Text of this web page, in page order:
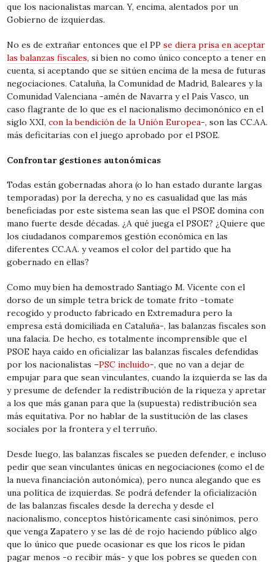
que los nacionalistas marcan. Y, encima, alentados por un
Gobierno de izquierdas.
No es de extrañar entonces que el PPse diera prisa en aceptar
las balanzas fiscales, si bien no como único concepto a tener en
cuenta, sí aceptando que se sitúen encima de la mesa de futuras
negociaciones. Cataluña, la Comunidad de Madrid, Baleares y la
Comunidad Valenciana -amén de Navarra y el País Vasco, un
caso flagrante de lo que es el nacionalismo decimonónico en el
siglo XXI,con la bendición de la Unión Europea-, son las CC.AA.
más deficitarias con el juego aprobado por el PSOE.
Confrontar gestiones autonómicas
Todas están gobernadas ahora (o lo han estado durante largas
temporadas) por la derecha, y no es casualidad que las más
beneficiadas por este sistema sean las que el PSOE domina con
mano fuerte desde décadas. ¿A qué juega el PSOE? ¿Quiere que
los ciudadanos comparemos gestión económica en las
diferentes CC.AA. y veamos el color del partido que ha
gobernado en ellas?
Como muy bien ha demostradoSantiago M. Vicente con el
dorso de un simple tetra brick de tomate frito -tomate
recogido y producto fabricado en Extremadura pero la
empresa está domiciliada en Cataluña-, las balanzas fiscales son
una falacia. De hecho, es totalmente incomprensible que el
PSOE haya caído en oficializar las balanzas fiscales defendidas
por los nacionalistas –PSC incluido-, que no van a dejar de
empujar para que sean vinculantes, cuando la izquierda se las da
y presume de defender la redistribución de la riqueza y apretar
a los que más ganan para que la (supuesta) redistribución sea
más equitativa. Por no hablar de lasustitución de las clases
sociales por la frontera y el terruño.
Desde luego, las balanzas fiscales se pueden defender, e incluso
pedir que sean vinculantes únicas en negociaciones (como el de
la nueva financiación autonómica), pero nunca alegando que es
una política de izquierdas. Se podrá defender la oficialización
de las balanzas fiscales desde la derecha y desde el
nacionalismo, conceptos históricamente casi sinónimos, pero
que venga Zapatero y se las dé de rojo haciendo público algo
que lo único que puede ocasionar es que los ricos le pidan
pagar menos -o recibir más- y que los pobres se queden con